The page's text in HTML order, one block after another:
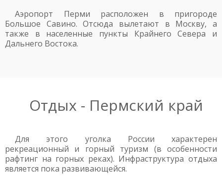
Аэропорт Перми расположен в пригороде
Большое Савино. Отсюда вылетают в Москву, а
также в населенные пункты Крайнего Севера и
Дальнего Востока.
Отдых - Пермский край
Для этого уголка России характерен
рекреационный и горный туризм (в особенности
рафтинг на горных реках). Инфраструктура отдыха
является пока развивающейся.